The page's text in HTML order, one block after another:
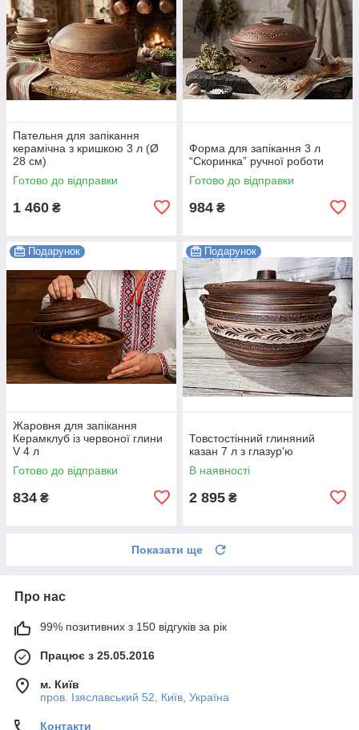
Пательня для запікання
керамічна з кришкою 3 л (Ø
28 см)
Готово до відправки
1 460 ₴
Форма для запікання 3 л
“Скоринка” ручної роботи
Готово до відправки
984 ₴
Подарунок
Жаровня для запікання
Керамклуб із червоної глини
V 4 л
Готово до відправки
834 ₴
Подарунок
Товстостінний глиняний
казан 7 л з глазур'ю
В наявності
2 895 ₴
Показати ще
Про нас
99% позитивних з 150 відгуків за рік
Працює з 25.05.2016
м. Київ
пров. Ізяславський 52, Київ, Україна
Контакти